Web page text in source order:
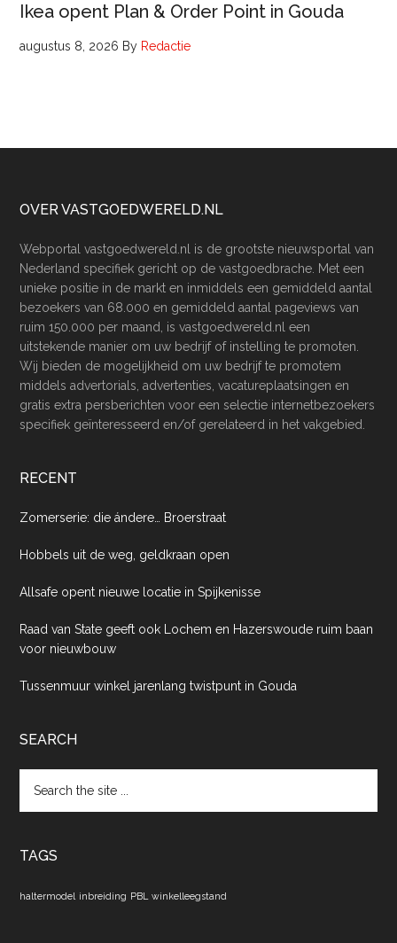
Ikea opent Plan & Order Point in Gouda
augustus 8, 2026 By Redactie
Footer
OVER VASTGOEDWERELD.NL
Webportal vastgoedwereld.nl is de grootste nieuwsportal van
Nederland specifiek gericht op de vastgoedbrache. Met een
unieke positie in de markt en inmiddels een gemiddeld aantal
bezoekers van 68.000 en gemiddeld aantal pageviews van
ruim 150.000 per maand, is vastgoedwereld.nl een
uitstekende manier om uw bedrijf of instelling te promoten.
Wij bieden de mogelijkheid om uw bedrijf te promotem
middels advertorials, advertenties, vacatureplaatsingen en
gratis extra persberichten voor een selectie internetbezoekers
specifiek geïnteresseerd en/of gerelateerd in het vakgebied.
RECENT
Zomerserie: die ándere… Broerstraat
Hobbels uit de weg, geldkraan open
Allsafe opent nieuwe locatie in Spijkenisse
Raad van State geeft ook Lochem en Hazerswoude ruim baan
voor nieuwbouw
Tussenmuur winkel jarenlang twistpunt in Gouda
SEARCH
the
TAGS
haltermodel inbreiding PBL winkelleegstand